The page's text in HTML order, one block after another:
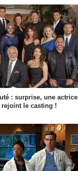
: surprise, une actrice
le casting !